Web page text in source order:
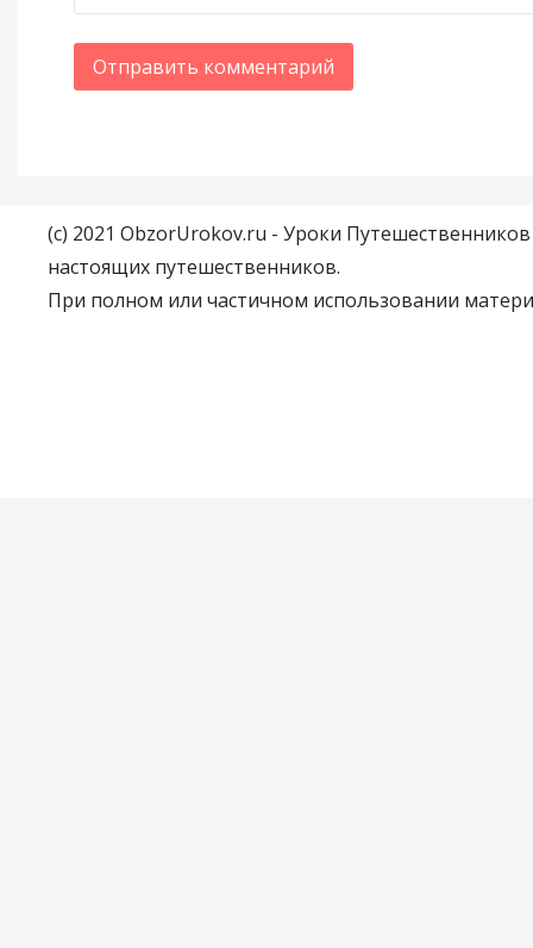
(c) 2021 ObzorUrokov.ru - Уроки
настоящих путешественников.
При полном или частичном использовании